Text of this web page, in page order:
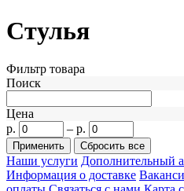
Стулья
Фильтр товара
Поиск
Цена
р.
– р.
Наши услуги Дополнительный
Информация о доставке